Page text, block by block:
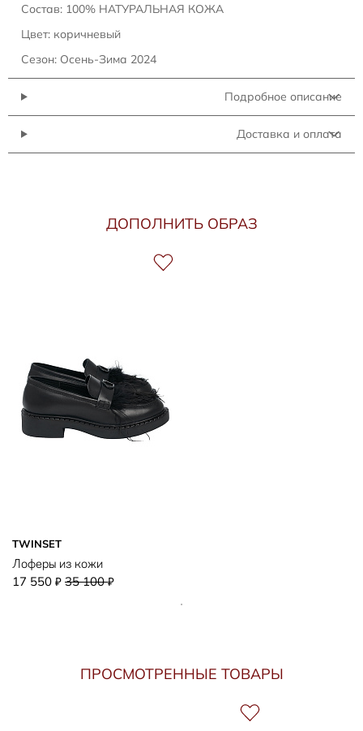
Состав: 100% НАТУРАЛЬНАЯ КОЖА
Цвет: коричневый
Сезон: Осень-Зима 2024
Подробное описание
Доставка и оплата
ДОПОЛНИТЬ ОБРАЗ
TWINSET
Лоферы из кожи
17 550 ₽ 35 100₽
ПРОСМОТРЕННЫЕ ТОВАРЫ